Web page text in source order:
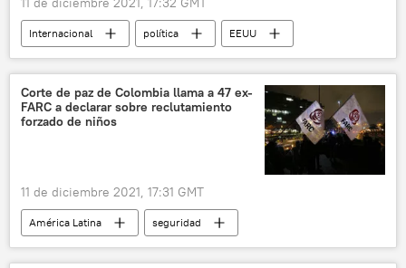
Internacional política
EEUU
Moscú
Departamento de Estado (EEUU)
Corte de paz de Colombia llama a 47 ex-
FARC a declarar sobre reclutamiento
forzado de niños
11 de diciembre 2021, 17:31 GMT
América Latina
seguridad
Colombia
FARC